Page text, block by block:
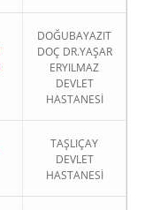
DOĞUBAYAZIT
DOÇ DR.YAŞAR
ERYILMAZ
DEVLET
HASTANESİ
TAŞLIÇAY
DEVLET
HASTANESİ